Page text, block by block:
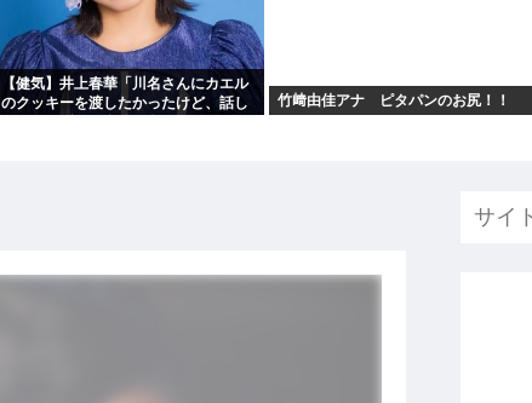
【健気】井上春華「川名さんにカエル
のクッキーを渡したかったけど、話し
竹﨑由佳アナ ピタパンのお尻！！